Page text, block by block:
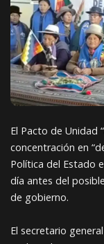
El Pacto de Unidad
concentración en
Política del Estado
día antes del
de gobierno.
El secretario